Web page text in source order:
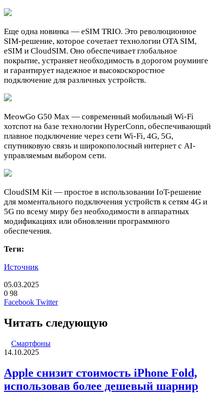
Еще одна новинка — eSIM TRIO. Это революционное
SIM-решение, которое сочетает технологии OTA SIM,
eSIM и CloudSIM. Оно обеспечивает глобальное
покрытие, устраняет необходимость в дорогом роуминге
и гарантирует надежное и высокоскоростное
подключение для различных устройств.
MeowGo G50 Max — современный мобильный Wi-Fi
хотспот на базе технологии HyperConn, обеспечивающий
плавное подключение через сети Wi-Fi, 4G, 5G,
спутниковую связь и широкополосный интернет с AI-
управляемым выбором сети.
CloudSIM Kit — простое в использовании IoT-решение
для моментального подключения устройств к сетям 4G и
5G по всему миру без необходимости в аппаратных
модификациях или обновлении программного
обеспечения.
Теги:
Источник
05.03.2025
0 98
Facebook TwitterLinkedIn
Pinterest
Вконтакте
Одноклассники
Skype
WhatsApp
Telegram
Viber
Читать следующую
Смартфоны
14.10.2025
Apple снизит стоимость iPhone Fold,
использовав более дешевый шарнир